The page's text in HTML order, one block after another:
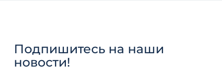
Подпишитесь на наши
новости!